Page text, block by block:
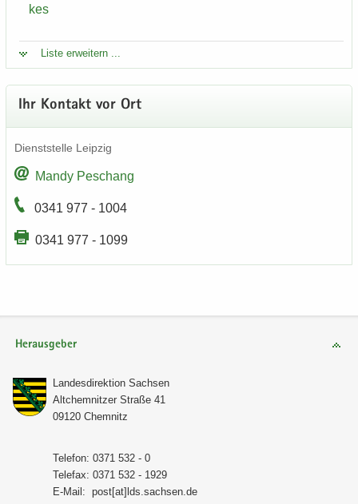
kes
Liste er­wei­tern ...
Ihr Kon­takt vor Ort
Dienst­stel­le Leip­zig
Mandy Peschang
0341 977 - 1004
0341 977 - 1099
Herausgeber
Lan­des­di­rek­ti­on Sach­sen
Alt­chem­nit­zer Stra­ße 41
09120 Chem­nitz
Te­le­fon: 0371 532 - 0
Te­le­fax: 0371 532 - 1929
E-​Mail: post[at]lds.sach­sen.de